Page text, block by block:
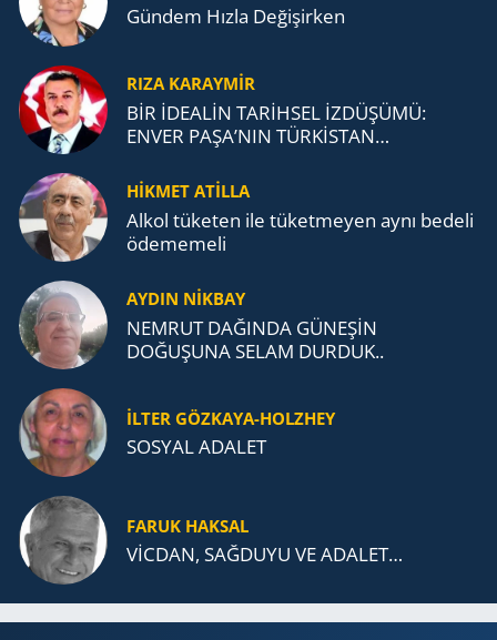
Gündem Hızla Değişirken
RIZA KARAYMIR
BİR İDEALİN TARİHSEL İZDÜŞÜMÜ:
ENVER PAŞA’NIN TÜRKİSTAN
TEŞKİLATI’NA UZANAN MİRASI
HİKMET ATİLLA
Alkol tü­ke­ten ile tü­ket­me­yen aynı be­de­li
öde­me­me­li
AYDIN NİKBAY
NEMRUT DAĞINDA GÜNEŞİN
DOĞUŞUNA SELAM DURDUK..
İLTER GÖZKAYA-HOLZHEY
SOSYAL ADALET
FARUK HAKSAL
VİCDAN, SAĞ­DU­YU VE ADA­LET…